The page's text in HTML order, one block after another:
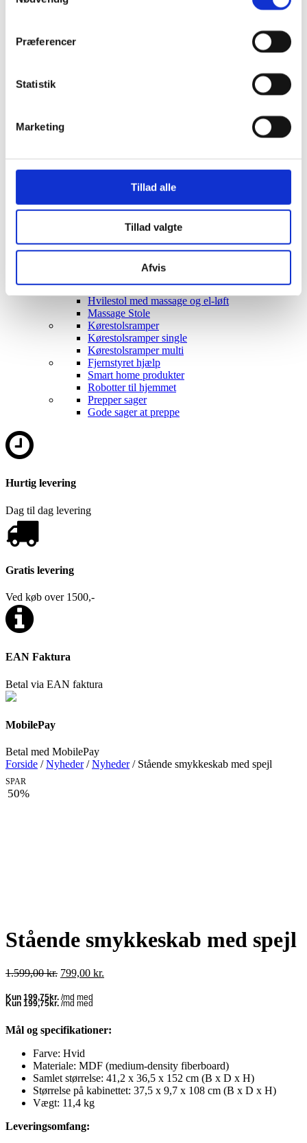
Præferencer
Statistik
Marketing
Tillad alle
Tillad valgte
Afvis
Værktøj
Foldbare Teleskopstiger
Foldbare Teleskopstiger Pro
Multifunktions-stiger
Stiger til både
Otium Lænestole m.el-løft
Hvilestol med massage og el-løft
Massage Stole
Kørestolsramper
Kørestolsramper single
Kørestolsramper multi
Fjernstyret hjælp
Smart home produkter
Robotter til hjemmet
Prepper sager
Gode sager at preppe
Hurtig levering
Dag til dag levering
Gratis levering
Ved køb over 1500,-
EAN Faktura
Betal via EAN faktura
MobilePay
Betal med MobilePay
Forside /Nyheder/Nyheder/ Stående smykkeskab med spejl
SPAR
50%
Stående smykkeskab med spejl
1.599,00kr. Den
pris
var:
799,00 kr.
Mål og specifikationer:
Farve: Hvid
Materiale: MDF (medium-density fiberboard)
Samlet størrelse: 41,2 x 36,5 x 152 cm (B x D x H)
Størrelse på kabinettet: 37,5 x 9,7 x 108 cm (B x D x H)
Vægt: 11,4 kg
Leveringsomfang: